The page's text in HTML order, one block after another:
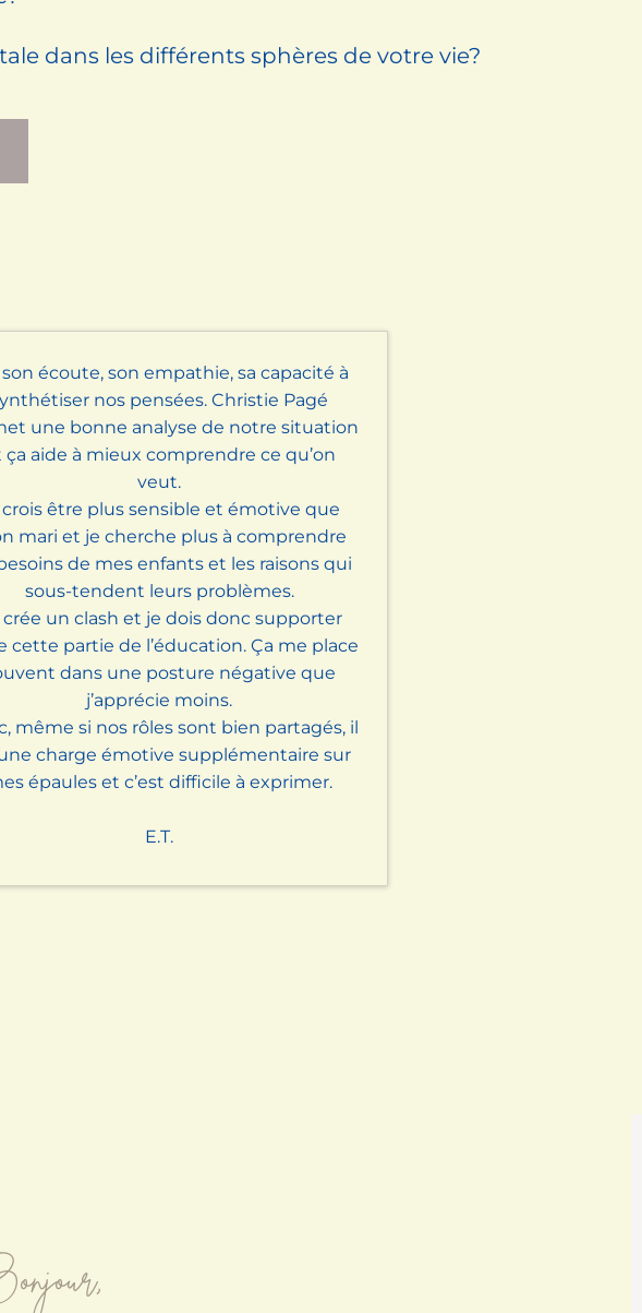
dans les différents sphères de votre vie?
son écoute, son empathie, sa capacité à
nos pensées. Christie Pagé
une bonne analyse de notre situation
ça aide à mieux comprendre ce qu’on
veut.
crois être plus sensible et émotive que
mari et je cherche plus à comprendre
de mes enfants et les raisons qui
sous-tendent leurs problèmes.
crée un clash et je dois donc supporter
cette partie de l’éducation. Ça me place
dans une posture négative que
j’apprécie moins.
même si nos rôles sont bien partagés, il
charge émotive supplémentaire sur
épaules et c’est difficile à exprimer.
E.T.